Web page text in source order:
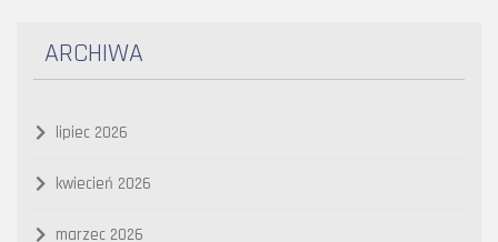
ARCHIWA
lipiec 2026
kwiecień 2026
marzec 2026